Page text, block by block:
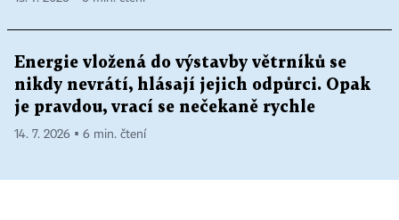
Energie vložená do výstavby větrníků se
nikdy nevrátí, hlásají jejich odpůrci. Opak
je pravdou, vrací se nečekaně rychle
14. 7. 2026 ▪ 6 min. čtení